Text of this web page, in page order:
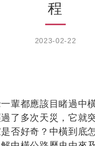
程
2023-02-22
輩都應該目睹過中
了多次天災，它就
否好奇？中橫到底